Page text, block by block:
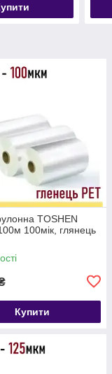
TOSHEN
100мік, глянець
Купити